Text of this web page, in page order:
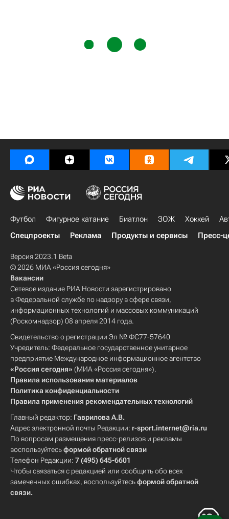
Футбол Фигурное катание Биатлон ЗОЖ Хоккей
Спецпроекты
Реклама Продукты и сервисы Пресс-
Версия 2023.1 Beta
© 2026 МИА «Россия сегодня»
Вакансии
Сетевое издание РИА Новости зарегистрировано
в Федеральной службе по надзору в сфере связи,
информационных технологий и массовых коммуникаций
(Роскомнадзор) 08 апреля 2014 года.
Свидетельство о регистрации Эл № ФС77-57640
Учредитель: Федеральное государственное унитарное
предприятие Международное информационное агентство
«Россия сегодня» (МИА «Россия сегодня»).
Правила использования материалов
Политика конфиденциальности
Правила применения рекомендательных технологий
Главный редактор: Гаврилова А.В.
Адрес электронной почты Редакции: r-sport.internet@ria.ru
По вопросам размещения пресс-релизов и рекламы
воспользуйтесьформой обратной связи
Телефон Редакции: 7 (495) 645-6601
Чтобы связаться с редакцией или сообщить обо всех
замеченных ошибках, воспользуйтесьформой обратной
связи.